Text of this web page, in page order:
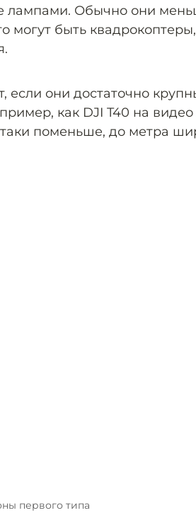
Обычно они
могут быть
если они достаточно
как DJI T40 на
поменьше, до метра
первого типа